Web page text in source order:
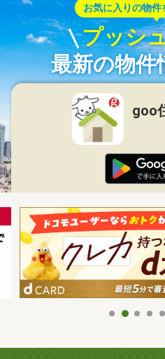
お気に入りの物件
プッシ
最新の物件
goo